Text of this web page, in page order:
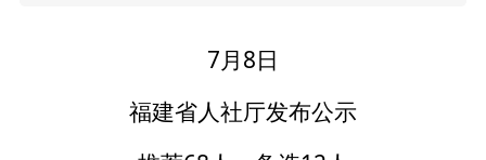
7月8日
福建省人社厅发布公示